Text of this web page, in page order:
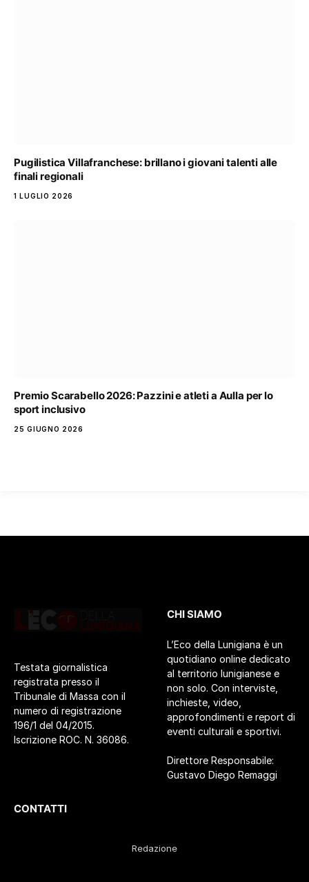
Pugilistica Villafranchese: brillano i giovani talenti alle
finali regionali
1 LUGLIO 2026
Premio Scarabello 2026: Pazzini e atleti a Aulla per lo
sport inclusivo
25 GIUGNO 2026
Testata giornalistica
registrata presso il
Tribunale di Massa con il
numero di registrazione
196/1 del 04/2015.
Iscrizione ROC. N. 36086.
CHI SIAMO
L’Eco della Lunigiana è un
quotidiano online dedicato
al territorio lunigianese e
non solo. Con interviste,
inchieste, video,
approfondimenti e report di
eventi culturali e sportivi.
Direttore Responsabile:
Gustavo Diego Remaggi
CONTATTI
Redazione